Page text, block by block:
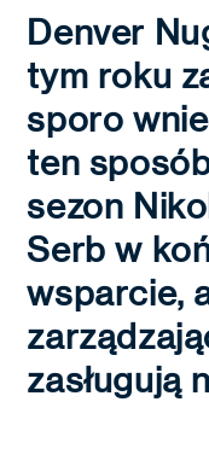
Denver
tym roku
sporo
ten
sezon
Serb w
wsparcie,
zasługują